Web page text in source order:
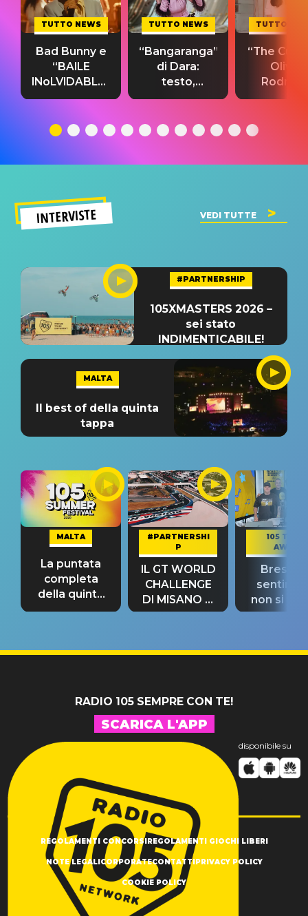
TUTTO NEWS
Bad Bunny e
“BAILE
INoLVIDABLE”:
testo,
significato
TUTTO NEWS
“Bangaranga”
di Dara:
testo,
traduzione e
del singolo
TUTTO
“The
Olivia
testo,
INTERVISTE VEDI TUTTE
#PARTNERSHIP
105XMASTERS 2026 –
sei stato
INDIMENTICABILE!
MALTA
Il best of della quinta
tappa
MALTA
La puntata
completa
della quinta
tappa
#PARTNERSHI
P
IL GT WORLD
CHALLENGE
DI MISANO si
riconferma
105 TAKE
AWAY
Bresh:
non si
fino alla
RADIO 105 SEMPRE CON TE!
SCARICA L'APP
disponibile su
REGOLAMENTI CONCORSI REGOLAMENTI GIOCHI LIBERI
NOTE LEGALI CORPORATECONTATTI PRIVACY POLICY
COOKIE POLICY